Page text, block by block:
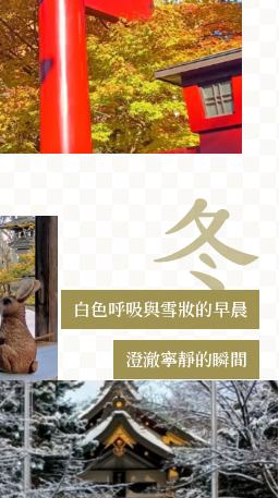
白色呼吸與雪妝的早晨
澄澈寧靜的瞬間